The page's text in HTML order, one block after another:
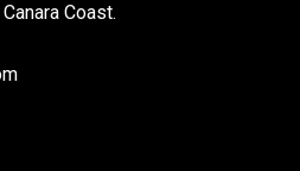
Coast.